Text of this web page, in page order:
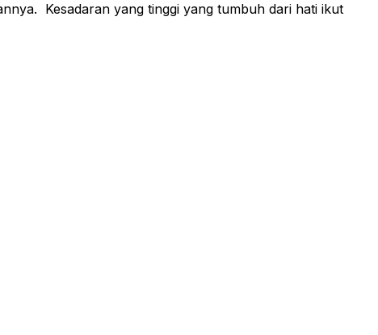
Kesadaran yang tinggi yang tumbuh dari hati ikut